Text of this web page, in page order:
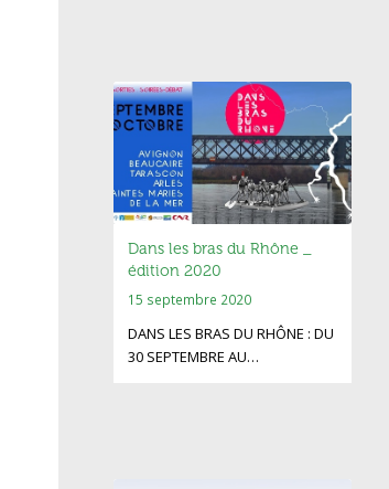
Dans les bras du Rhône _
édition 2020
15 septembre 2020
DANS LES BRAS DU RHÔNE : DU
30 SEPTEMBRE AU…